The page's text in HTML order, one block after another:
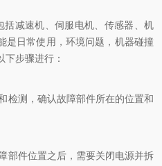
减速机、伺服电机、传感器、机
是日常使用，环境问题，机器碰撞
步骤进行：
测，确认故障部件所在的位置和
件位置之后，需要关闭电源并拆